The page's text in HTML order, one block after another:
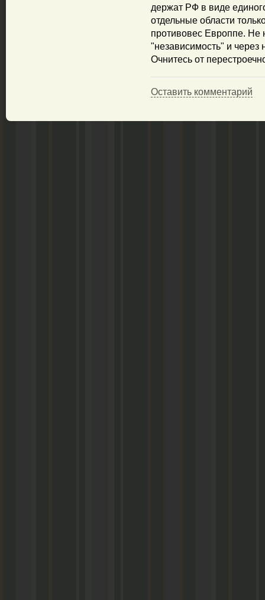
держат РФ в виде
отдельные области
противовес Европпе. Не
"независимость" и
Очнитесь от
Оставить комментарий